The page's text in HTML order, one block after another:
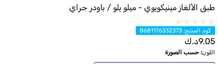
طبق الألغاز مينيكويوي - ميلو يلو / باودر جراي
كود المنتج:
8681176332373
9.05د.ك
اللون: حسب الصورة